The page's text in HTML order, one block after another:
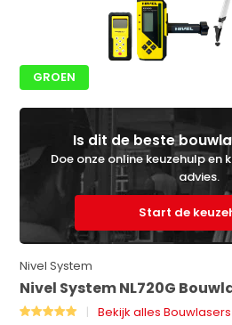
GROEN
Is dit de beste
Doe onze online keuzehulp en
advies.
Start de
Nivel System
Nivel System NL720G
Bekijk alles Bouwlasers